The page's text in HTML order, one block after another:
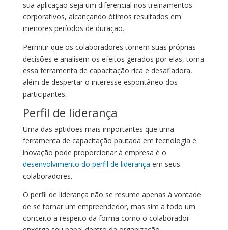
sua aplicação seja um diferencial nos treinamentos
corporativos, alcançando ótimos resultados em
menores períodos de duração.
Permitir que os colaboradores tomem suas próprias
decisões e analisem os efeitos gerados por elas, torna
essa ferramenta de capacitação rica e desafiadora,
além de despertar o interesse espontâneo dos
participantes.
Perfil de liderança
Uma das aptidões mais importantes que uma
ferramenta de capacitação pautada em tecnologia e
inovação pode proporcionar à empresa é o
desenvolvimento do perfil de liderança em seus
colaboradores.
O perfil de liderança não se resume apenas à vontade
de se tornar um empreendedor, mas sim a todo um
conceito a respeito da forma como o colaborador